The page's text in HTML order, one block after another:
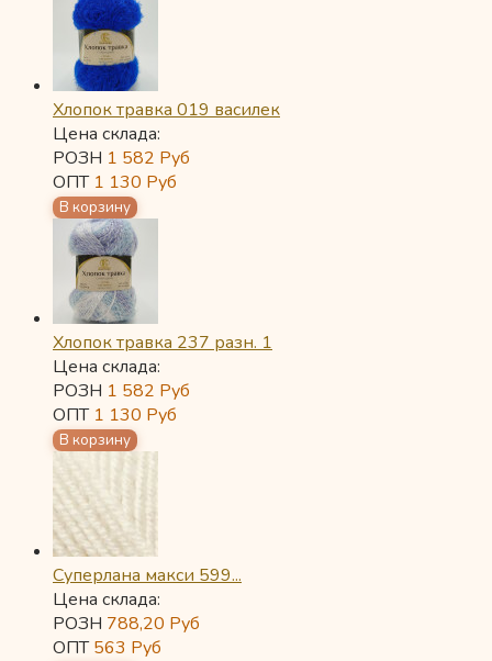
Хлопок травка 019 василек
Цена склада:
РОЗН 1 582 Руб
ОПТ 1 130 Руб
Хлопок травка 237 разн. 1
Цена склада:
РОЗН 1 582 Руб
ОПТ 1 130 Руб
Суперлана макси 599...
Цена склада:
РОЗН 788,20 Руб
ОПТ563 Руб